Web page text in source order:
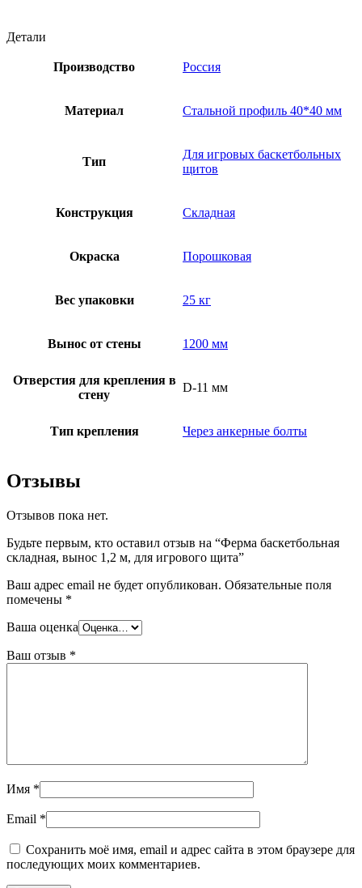
Детали
Производство Россия
Материал Стальной профиль 40*40 мм
Тип
Для игровых баскетбольных
щитов
Конструкция Складная
Окраска Порошковая
Вес упаковки 25 кг
Вынос от стены 1200 мм
Отверстия для крепления в
стену
D-11 мм
Тип крепления Через анкерные болты
Отзывы
Отзывов пока нет.
Будьте первым, кто оставил отзыв на “Ферма баскетбольная
складная, вынос 1,2 м, для игрового щита”
Ваш адрес email не будет опубликован. Обязательные поля
помечены *
Ваша оценка
Ваш отзыв *
Имя *
Email *
Сохранить моё имя, email и адрес сайта в этом браузере для
последующих моих комментариев.